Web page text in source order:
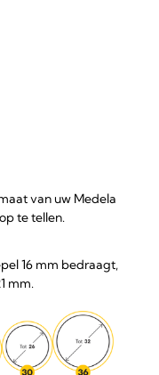
van uw Medela
te tellen.
16 mm bedraagt,
mm.